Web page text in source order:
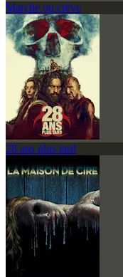
Marche ou crève
28 ans plus tard